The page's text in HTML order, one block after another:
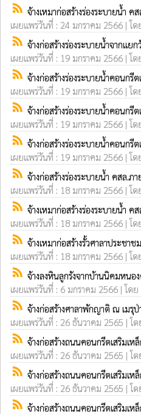
rss_feed จ้างเหมาก่อสร้างร่องระบายน้ำ
เผยแพร่วันที่ : 24 มกราคม 2566 | โ
rss_feed จ้างก่อสร้างร่องระบายน้ำจากแ
เผยแพร่วันที่ : 19 มกราคม 2566 | โ
rss_feed จ้างก่อสร้างร่องระบายน้ำคอนก
เผยแพร่วันที่ : 19 มกราคม 2566 | โ
rss_feed จ้างก่อสร้างร่องระบายน้ำคอนก
เผยแพร่วันที่ : 19 มกราคม 2566 | โ
rss_feed จ้างก่อสร้างร่องระบายน้ำคอนก
เผยแพร่วันที่ : 19 มกราคม 2566 | โ
rss_feed จ้างก่อสร้างร่องระบายน้ำ คสล.
เผยแพร่วันที่ : 18 มกราคม 2566 | โ
rss_feed จ้างเหมาก่อสร้างร่องระบายน้ำ
เผยแพร่วันที่ : 18 มกราคม 2566 | โ
rss_feed จ้างเหมาก่อสร้างรั้วศาลาประช
เผยแพร่วันที่ : 18 มกราคม 2566 | โ
rss_feed จ้างลงหินลูกรังจากบ้านนิคมหน
เผยแพร่วันที่ : 6 มกราคม 2566 | โด
rss_feed จ้างก่อสร้างศาลาพักญาติ ณ เมรุ
เผยแพร่วันที่ : 26 ธันวาคม 2565 | โ
rss_feed จ้างก่อสร้างถนนคอนกรีตเสริมเ
เผยแพร่วันที่ : 26 ธันวาคม 2565 | โ
rss_feed จ้างก่อสร้างถนนคอนกรีตเสริมเ
เผยแพร่วันที่ : 26 ธันวาคม 2565 | โ
rss_feed จ้างก่อสร้างถนนคอนกรีตเสริมเห